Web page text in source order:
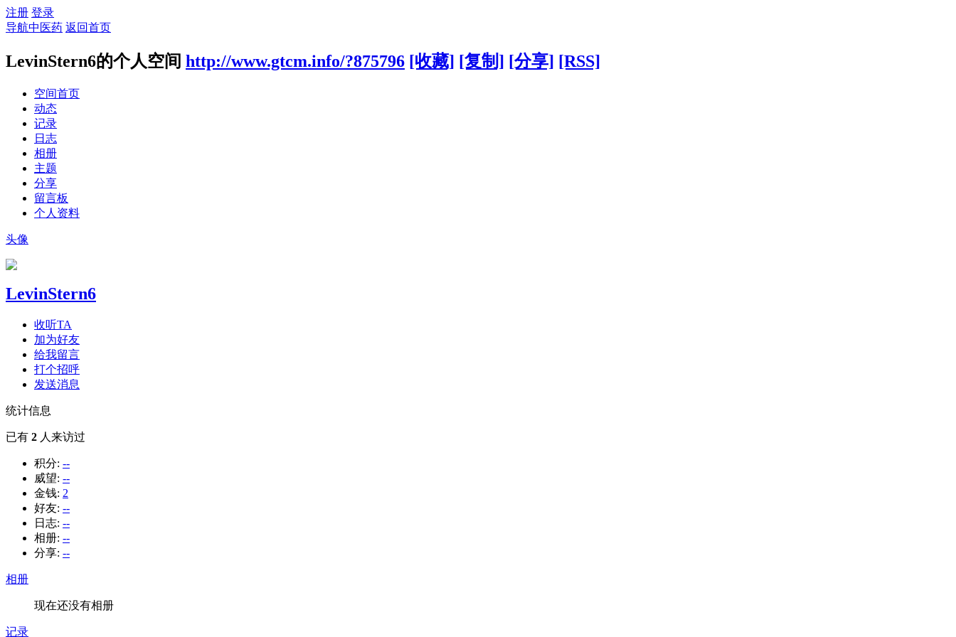
注册 登录
导航中医药 返回首页
LevinStern6的个人空间 http://www.gtcm.info/?875796 [收藏] [复制] [分享] [RSS]
空间首页
动态
记录
日志
相册
主题
分享
留言板
个人资料
头像
LevinStern6
收听TA
加为好友
给我留言
打个招呼
发送消息
统计信息
已有 2 人来访过
积分: --
威望: --
金钱: 2
好友: --
日志: --
相册: --
分享: --
相册
现在还没有相册
记录